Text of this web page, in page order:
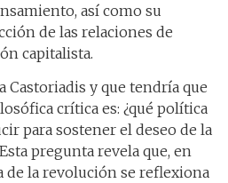
así como su
de las relaciones de
capitalista.
Castoriadis y que tendría que
crítica es: ¿qué política
para sostener el deseo de la
pregunta revela que, en
de la revolución se reflexiona